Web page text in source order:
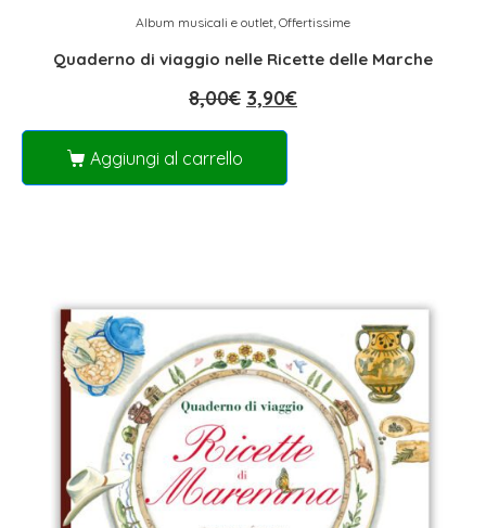
Album musicali e outlet, Offertissime
Quaderno di viaggio nelle Ricette delle Marche
8,00€ 3,90€
Aggiungi al carrello